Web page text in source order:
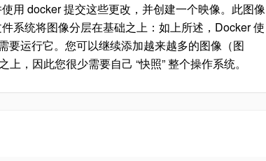
用 docker 提交这些更改，并创建一个映像。此图像
系统将图像分层在基础之上：如上所述，Docker 使
要运行它。您可以继续添加越来越多的图像（图
上，因此您很少需要自己 “快照” 整个操作系统。